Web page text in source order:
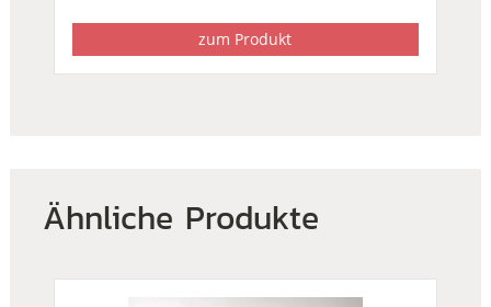
zum Produkt
Ähnliche Produkte